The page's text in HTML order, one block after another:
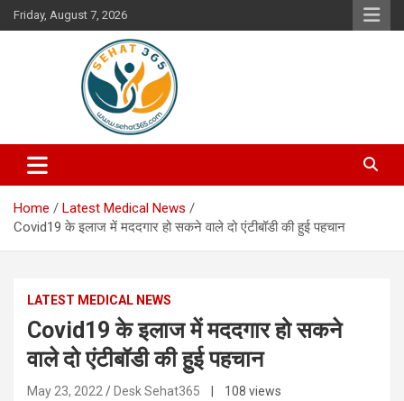
Skip
to
Friday, August 7, 2026
Sehat365
Your's Complete Health Guide
Home
Latest Medical News
Covid19 के इलाज में मददगार हो सकने वाले दो एंटीबॉडी की हु़ई पहचान
LATEST MEDICAL NEWS
Covid19 के इलाज में मददगार हो सकने
वाले दो एंटीबॉडी की हु़ई पहचान
May 23, 2022 Desk Sehat365 | 108 views